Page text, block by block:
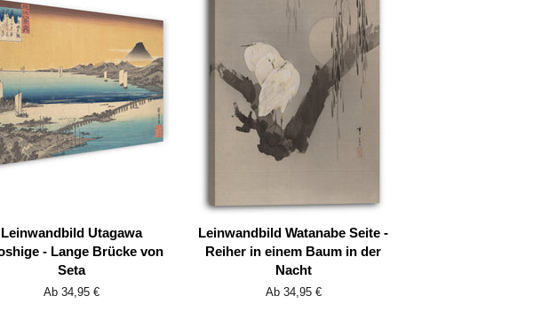
Leinwandbild Utagawa
- Lange Brücke von
Seta
Ab 34,95 €
Leinwandbild Watanabe Seite -
Reiher in einem Baum in der
Nacht
Ab 34,95 €